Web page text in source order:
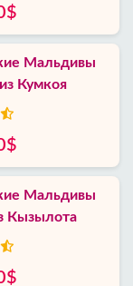
Мальдивы
Кумкоя
Мальдивы
Кызылота